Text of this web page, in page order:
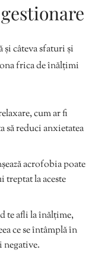
și câteva sfaturi și
frica de înălțimi
cum ar fi
să reduci anxietatea
acrofobia poate
treptat la aceste
te afli la înălțime,
ce se întâmplă în
negative.